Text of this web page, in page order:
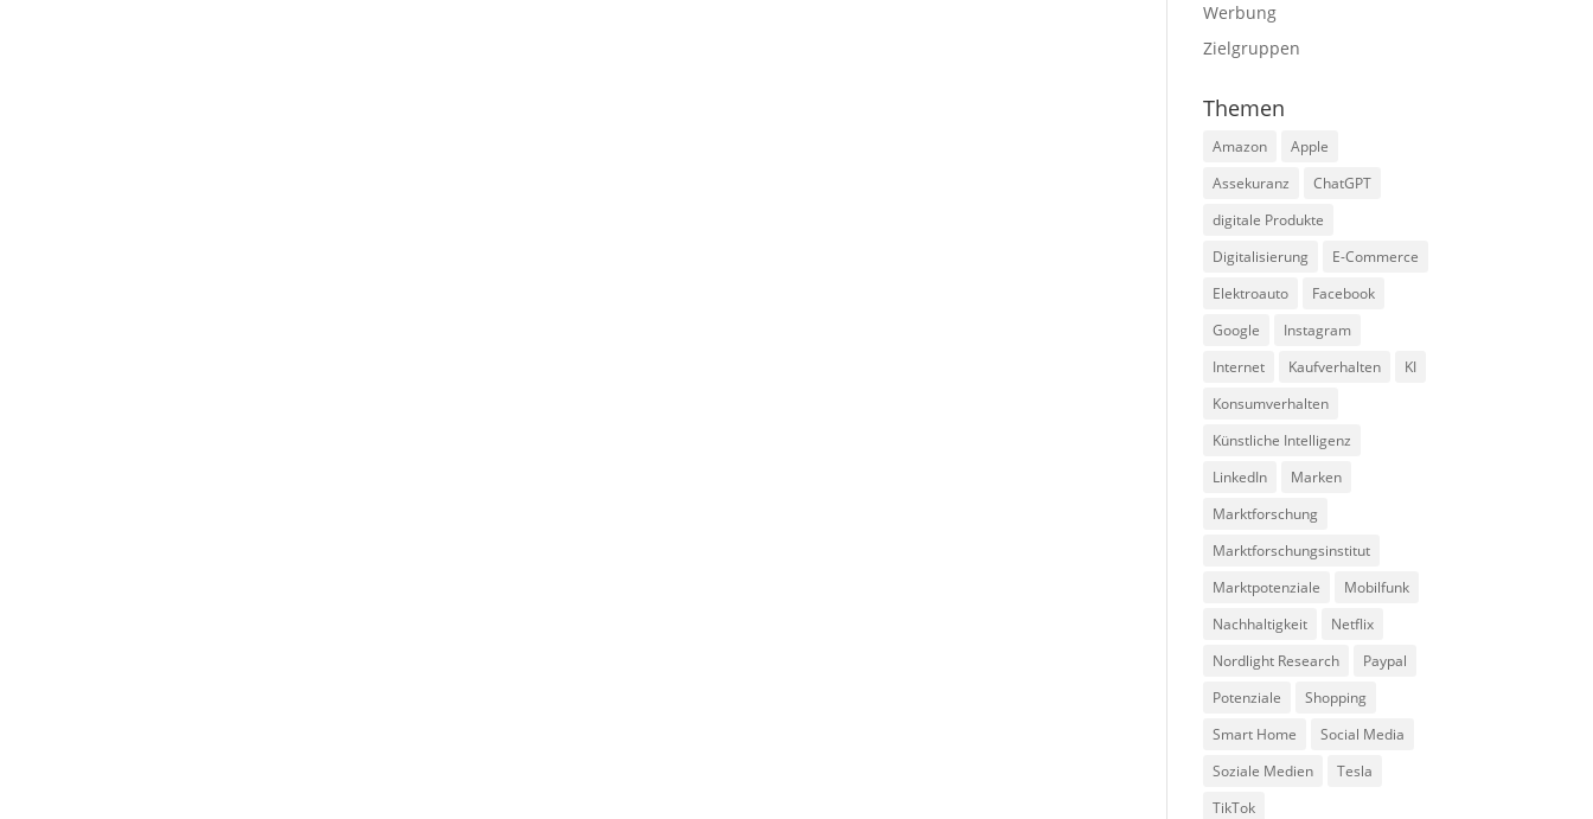
Werbung
Zielgruppen
Themen
Amazon
Apple
Assekuranz
ChatGPT
digitale Produkte
Digitalisierung
E-Commerce
Elektroauto
Facebook
Google
Instagram
Internet
Kaufverhalten
KI
Konsumverhalten
Künstliche Intelligenz
LinkedIn
Marken
Marktforschung
Marktforschungsinstitut
Marktpotenziale
Mobilfunk
Nachhaltigkeit
Netflix
Nordlight Research
Paypal
Potenziale
Shopping
Smart Home
Social Media
Soziale Medien
Tesla
TikTok